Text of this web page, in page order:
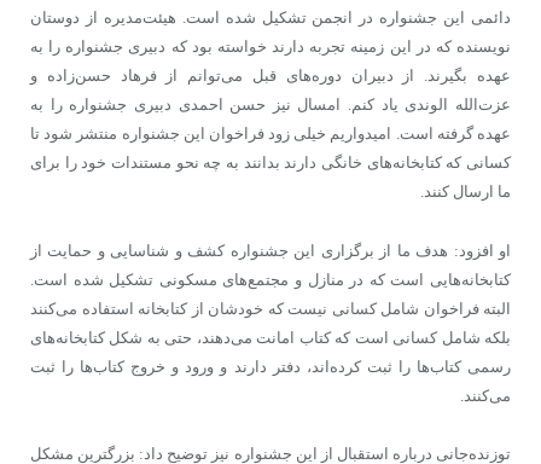
دائمی این جشنواره در انجمن تشکیل شده است. هیئت‌مدیره از دوستان
نویسنده که در این زمینه تجربه دارند خواسته بود که دبیری جشنواره را به
عهده بگیرند. از دبیران دوره‌های قبل می‌توانم از فرهاد حسن‌زاده و
عزت‌الله الوندی یاد کنم. امسال نیز حسن احمدی دبیری جشنواره را به
عهده گرفته است. امیدواریم خیلی زود فراخوان این جشنواره منتشر شود تا
کسانی که کتابخانه‌های خانگی دارند بدانند به چه نحو مستندات خود را برای
ما ارسال کنند.
او افزود: هدف ما از برگزاری این جشنواره کشف و شناسایی و حمایت از
کتابخانه‌هایی است که در منازل و مجتمع‌های مسکونی تشکیل شده است.
البته فراخوان شامل کسانی نیست که خودشان از کتابخانه استفاده می‌کنند
بلکه شامل کسانی است که کتاب امانت می‌دهند، حتی به شکل کتابخانه‌های
رسمی کتاب‌ها را ثبت کرده‌اند، دفتر دارند و ورود و خروج کتاب‌ها را ثبت
می‌کنند.
توزنده‌جانی درباره استقبال از این جشنواره نیز توضیح داد: بزرگترین مشکل